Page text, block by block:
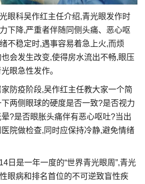
眼科吴作红主任介绍,青光眼发作时
下降,严重者伴随同侧头痛、恶心呕
不稳定时,遇事容易着急上火,而烦
会发生改变,使得房水流出不畅,眼压
眼急性发作。
防疫阶段,吴作红主任教大家一个简
两侧眼球的硬度是否一致?是否视力
?是否眼胀头痛伴有恶心呕吐?当出
院做检查,同时应保持冷静,避免情绪
日是一年一度的“世界青光眼周”,青光
眼病和排名首位的不可逆致盲性疾